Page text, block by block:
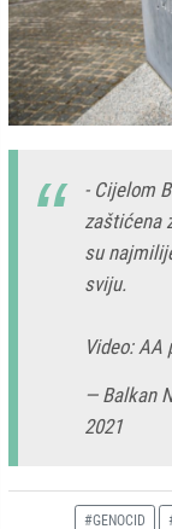
- Cijelom
zaštićena
su
sviju.
Video: AA
— Balkan
2021
#GENOCID